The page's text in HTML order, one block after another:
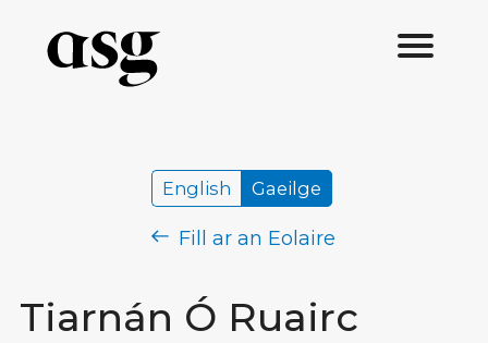
Tiarnán Ó Ruairc
English Gaeilge
Fill ar an Eolaire